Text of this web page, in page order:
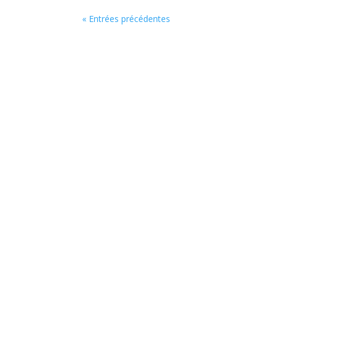
« Entrées précédentes